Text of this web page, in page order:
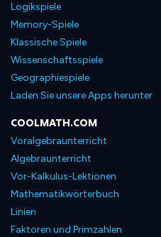
Logikspiele
Memory-Spiele
Klassische Spiele
Wissenschaftsspiele
Geographiespiele
Laden Sie unsere Apps herunter
COOLMATH.COM
Voralgebraunterricht
Algebraunterricht
Vor-Kalkulus-Lektionen
Mathematikwörterbuch
Linien
Faktoren und Primzahlen